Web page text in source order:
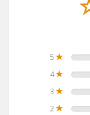
5
4
3
2